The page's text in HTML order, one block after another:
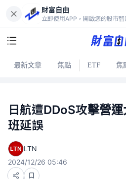
財富自由
立即使用APP，開啟您的股市智
最新文章 焦點 ETF 焦
日航遭DDoS攻擊營
班延誤
LTN
2024/12/26 05:46